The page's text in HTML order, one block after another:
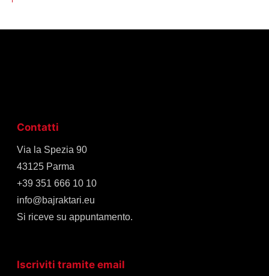
Contatti
Via la Spezia 90
43125 Parma
+39 351 666 10 10
info@bajraktari.eu
Si riceve su appuntamento.
Iscriviti tramite email